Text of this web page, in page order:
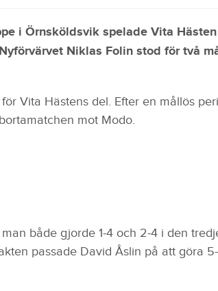
i Örnsköldsvik spelade Vita
Niklas Folin stod för två
Vita Hästens del. Efter en mållös
mot Modo.
både gjorde 1-4 och 2-4 i den
passade David Åslin på att göra